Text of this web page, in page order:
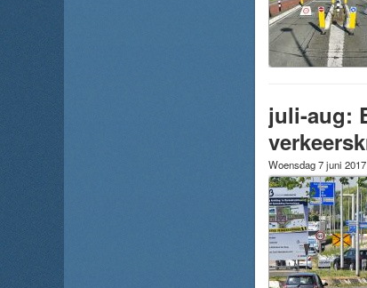
juli-aug:
Woensdag 7 juni 2017